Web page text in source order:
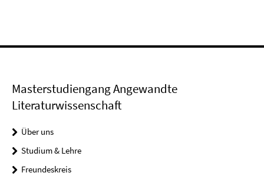
Masterstudiengang Angewandte
Literaturwissenschaft
Über uns
Studium & Lehre
Freundeskreis